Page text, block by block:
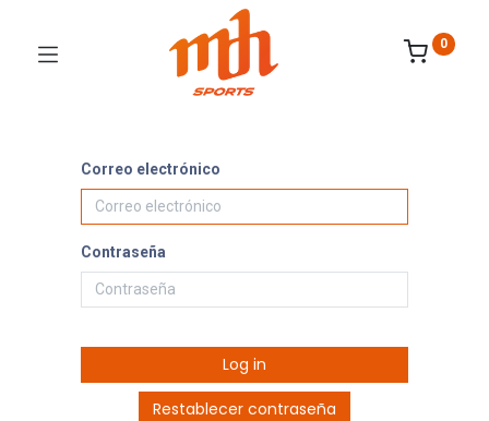
0
Correo electrónico
Contraseña
Log in
Restablecer contraseña